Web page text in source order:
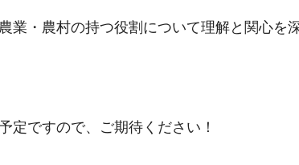
業・農村の持つ役割について理解と関心を
定ですので、ご期待ください！